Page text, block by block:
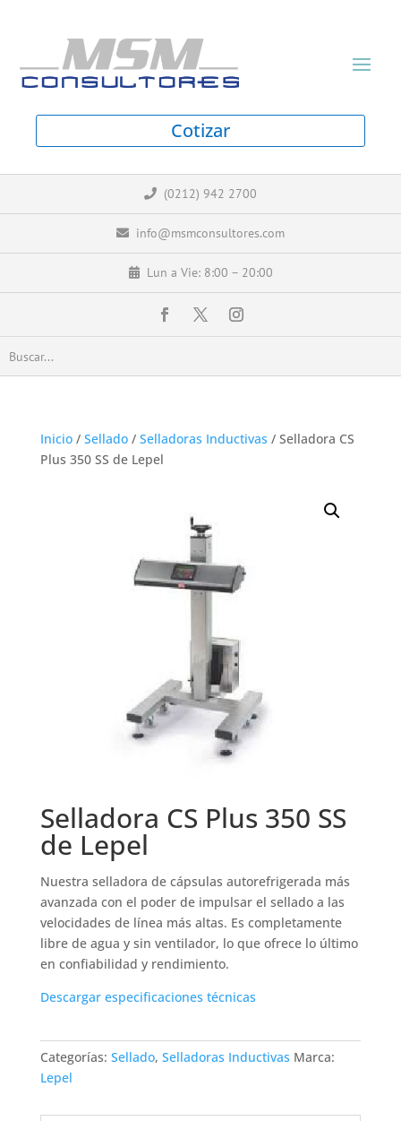
Cotizar
(0212) 942 2700
info@msmconsultores.com
Lun a Vie: 8:00 – 20:00
Inicio/ Sellado/ Selladoras Inductivas / Selladora CS
Plus 350 SS de Lepel
Selladora CS Plus 350 SS
de Lepel
Nuestra selladora de cápsulas autorefrigerada más
avanzada con el poder de impulsar el sellado a las
velocidades de línea más altas. Es completamente
libre de agua y sin ventilador, lo que ofrece lo último
en confiabilidad y rendimiento.
Descargar especificaciones técnicas
Categorías: Sellado, Selladoras Inductivas Marca:
Lepel